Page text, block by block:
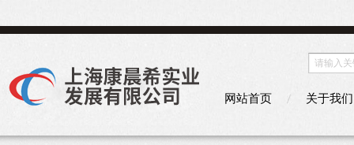
网站首页 关于我们